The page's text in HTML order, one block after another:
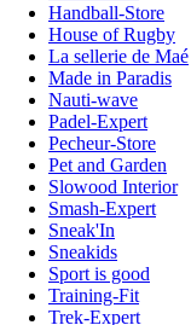
Handball-Store
House of Rugby
La sellerie de Maé
Made in Paradis
Nauti-wave
Padel-Expert
Pecheur-Store
Pet and Garden
Slowood Interior
Smash-Expert
Sneak'In
Sneakids
Sport is good
Training-Fit
Trek-Expert